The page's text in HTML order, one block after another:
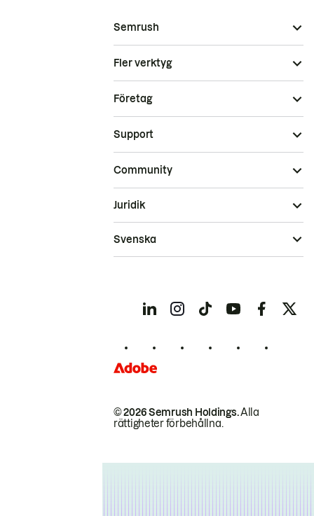
Semrush
Fler verktyg
Företag
Support
Community
© 2026 Semrush Holdings.Alla
rättigheter förbehållna.
Juridik
Svenska